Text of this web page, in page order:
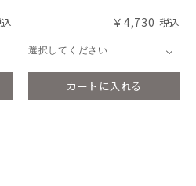
￥4,730
選択してください
カートに入れる